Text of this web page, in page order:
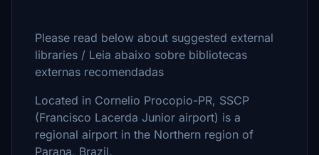
Please read below about suggested external
libraries / Leia abaixo sobre bibliotecas
externas recomendadas
Located in Cornelio Procopio-PR, SSCP
(Francisco Lacerda Junior airport) is a
regional airport in the Northern region of
Parana, Brazil.